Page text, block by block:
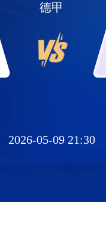
德甲
2026-05-09 21:30